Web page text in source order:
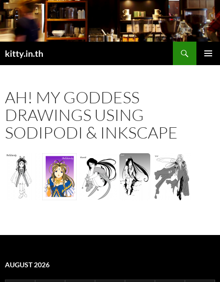
Skip
to
content
kitty.in.th
AH! MY GODDESS
DRAWINGS USING
SODIPODI & INKSCAPE
AUGUST 2026